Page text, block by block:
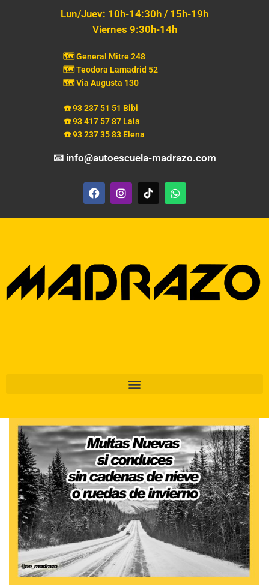
Lun/Juev: 10h-14:30h / 15h-19h
Viernes 9:30h-14h
🗺️ General Mitre 248
🗺️ Teodora Lamadrid 52
🗺️ Via Augusta 130
☎️ 93 237 51 51 Bibi
☎️ 93 417 57 87 Laia
☎️ 93 237 35 83 Elena
📧 info@autoescuela-madrazo.com